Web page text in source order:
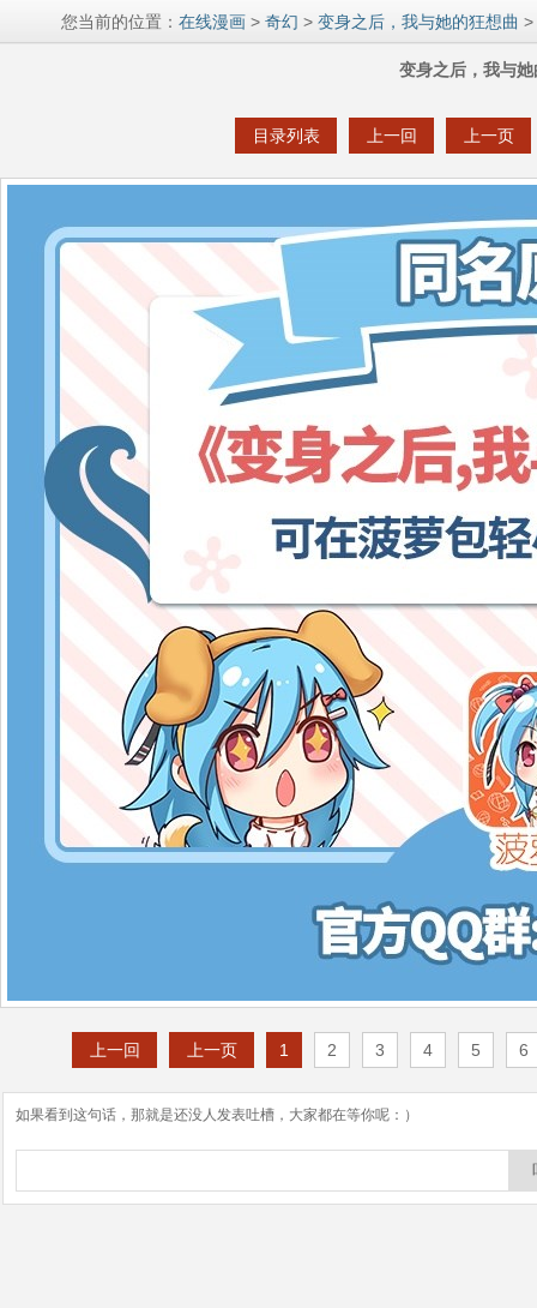
您当前的位置：在线漫画 >奇幻 >变身之后，我与她的狂想曲 >
变身之后，我与
目录列表 上一回 上一页
上一回 上一页 1 2 3 4 5 6
如果看到这句话，那就是还没人发表吐槽，大家都在等你呢：）